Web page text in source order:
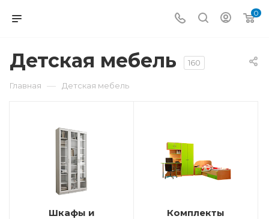
0
Детская мебель 160
Главная — Детская мебель
Шкафы и
Комплекты